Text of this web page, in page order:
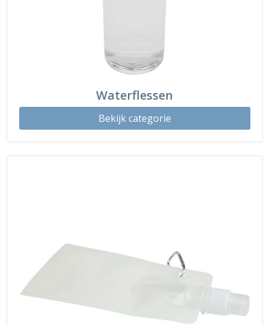
Waterflessen
Bekijk categorie